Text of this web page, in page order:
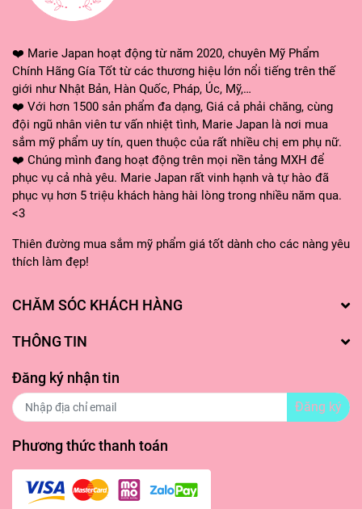
❤️ Marie Japan hoạt động từ năm 2020, chuyên Mỹ Phẩm
Chính Hãng Gía Tốt từ các thương hiệu lớn nổi tiếng trên thế
giới như Nhật Bản, Hàn Quốc, Pháp, Úc, Mỹ,…
❤️ Với hơn 1500 sản phẩm đa dạng, Giá cả phải chăng, cùng
đội ngũ nhân viên tư vấn nhiệt tình, Marie Japan là nơi mua
sắm mỹ phẩm uy tín, quen thuộc của rất nhiều chị em phụ nữ.
❤️ Chúng mình đang hoạt động trên mọi nền tảng MXH để
phục vụ cả nhà yêu. Marie Japan rất vinh hạnh và tự hào đã
phục vụ hơn 5 triệu khách hàng hài lòng trong nhiều năm qua.
<3
Thiên đường mua sắm mỹ phẩm giá tốt dành cho các nàng yêu
thích làm đẹp!
CHĂM SÓC KHÁCH HÀNG
THÔNG TIN
Đăng ký nhận tin
Đăng ký
Phương thức thanh toán